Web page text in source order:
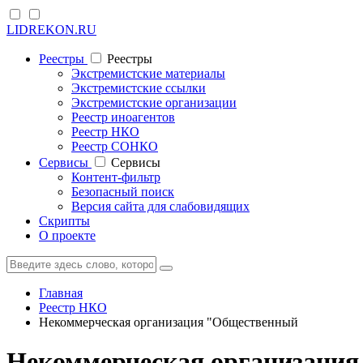
LIDREKON.RU
Реестры
Реестры
Экстремистские материалы
Экстремистские ссылки
Экстремистские организации
Реестр иноагентов
Реестр НКО
Реестр СОНКО
Cервисы
Cервисы
Контент-фильтр
Безопасный поиск
Версия сайта для слабовидящих
Скрипты
О проекте
Главная
Реестр НКО
Некоммерческая организация "Общественный